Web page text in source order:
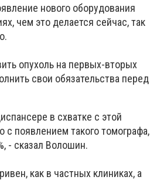
нового оборудования
чем это делается сейчас, так
опухоль на первых-вторых
свои обязательства перед
в схватке с этой
появлением такого томографа,
- сказал Волошин.
как в частных клиниках, а